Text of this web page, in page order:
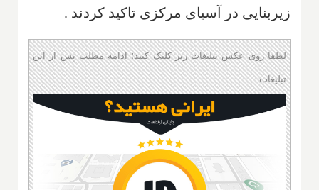
زیربنایی در آسیای مرکزی تاکید کردند .
لطفا روی عکس تبلیغات زیر کلیک کنید؛ ادامه مطلب پس از این
تبلیغات